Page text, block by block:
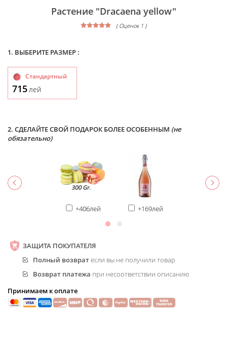
Растение "Dracaena yellow"
( Оценок 1 )
1. ВЫБЕРИТЕ РАЗМЕР :
Стандартный
715лей
2. СДЕЛАЙТЕ СВОЙ ПОДАРОК БОЛЕЕ ОСОБЕННЫМ (не
обязательно)
+406лей +169лей
ЗАЩИТА ПОКУПАТЕЛЯ
Полный возвратесли вы не получили товар
Возврат платежа при несоответствии описанию
Принимаем к оплате